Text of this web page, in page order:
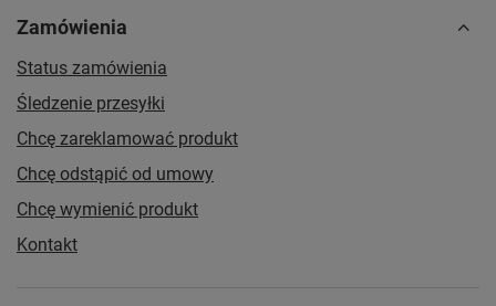
Zamówienia
Status zamówienia
Śledzenie przesyłki
Chcę zareklamować produkt
Chcę odstąpić od umowy
Chcę wymienić produkt
Kontakt